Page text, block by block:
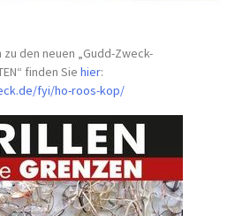
den neuen „Gudd-Zweck-
finden Siehier:
fyi/ho-roos-kop/